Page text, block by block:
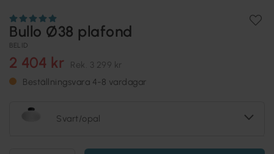
Bullo Ø38 plafond
BELID
2 404 kr Rek. 3 299 kr
Beställningsvara 4-8 vardagar
Svart/opal